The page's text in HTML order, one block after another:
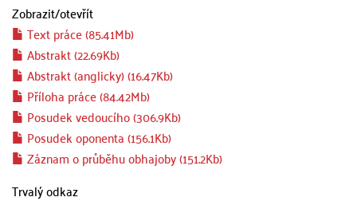
Zobrazit/otevřít
Text práce (85.41Mb)
Abstrakt (22.69Kb)
Abstrakt (anglicky) (16.47Kb)
Příloha práce (84.42Mb)
Posudek vedoucího (306.9Kb)
Posudek oponenta (156.1Kb)
Záznam o průběhu obhajoby (151.2Kb)
Trvalý odkaz